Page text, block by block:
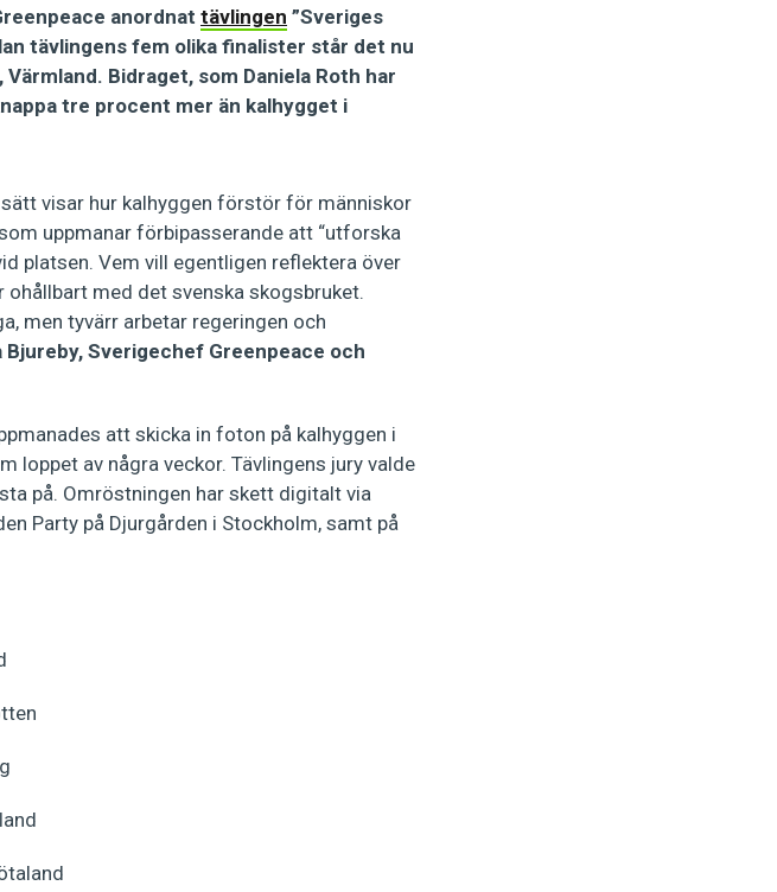
anordnat tävlingen ”Sveriges
tävlingens fem olika finalister står det nu
Bidraget, som Daniela Roth har
tre procent mer än kalhygget i
visar hur kalhyggen förstör för människor
uppmanar förbipasserande att “utforska
platsen. Vem vill egentligen reflektera över
med det svenska skogsbruket.
men tyvärr arbetar regeringen och
Bjureby, Sverigechef Greenpeace och
att skicka in foton på kalhyggen i
loppet av några veckor. Tävlingens jury valde
på. Omröstningen har skett digitalt via
Party på Djurgården i Stockholm, samt på